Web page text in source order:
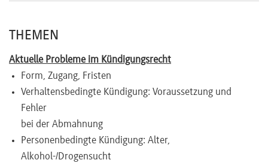
THEMEN
Aktuelle Probleme im Kündigungsrecht
Form, Zugang, Fristen
Verhaltensbedingte Kündigung: Voraussetzung und
Fehler
bei der Abmahnung
Personenbedingte Kündigung: Alter,
Alkohol-/Drogensucht